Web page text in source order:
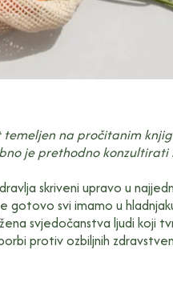
na pročitanim
je prethodno konzultirati
skriveni upravo u
svi imamo u
svjedočanstva ljudi koji
protiv ozbiljnih